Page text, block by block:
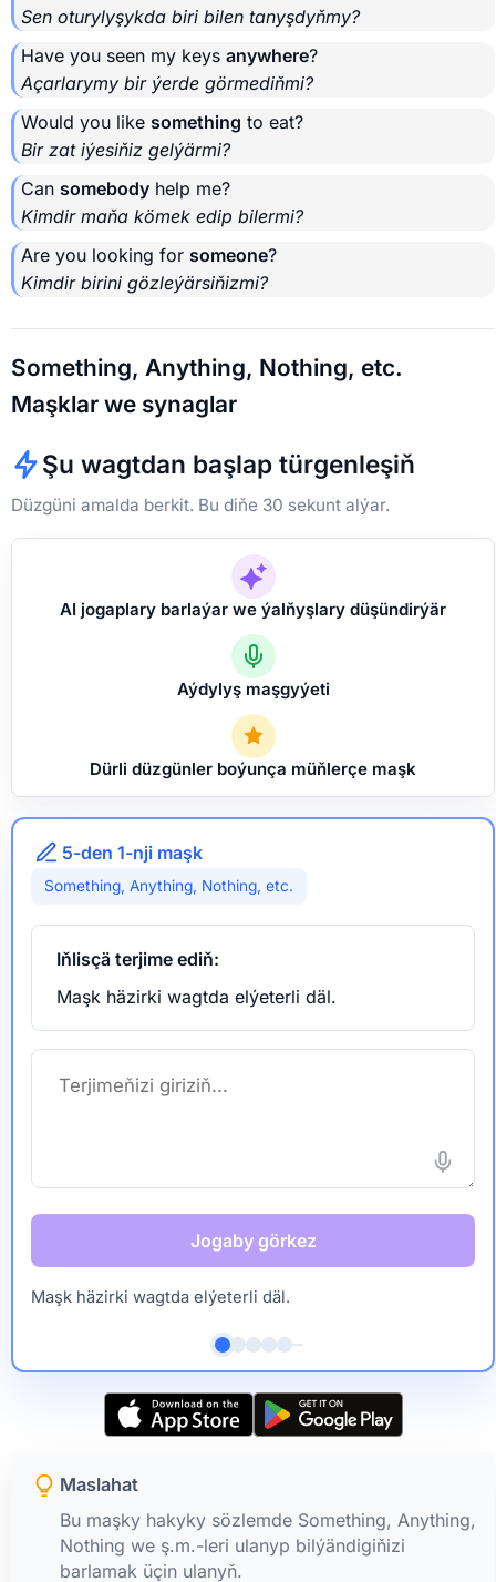
Sen oturylyşykda biri bilen tanyşdyňmy?
Have you seen my keys anywhere?
Açarlarymy bir ýerde görmediňmi?
Would you like something to eat?
Bir zat iýesiňiz gelýärmi?
Can somebody help me?
Kimdir maňa kömek edip bilermi?
Are you looking for someone?
Kimdir birini gözleýärsiňizmi?
Something, Anything, Nothing, etc.
Maşklar we synaglar
Şu wagtdan başlap türgenleşiň
Düzgüni amalda berkit. Bu diňe 30 sekunt alýar.
AI jogaplary barlaýar we ýalňyşlary düşündirýär
Aýdylyş maşgyýeti
Dürli düzgünler boýunça müňlerçe maşk
5-den 1-nji maşk
Something, Anything, Nothing, etc.
Iňlisçä terjime ediň:
Maşk häzirki wagtda elýeterli däl.
Jogaby görkez
Maşk häzirki wagtda elýeterli däl.
Maslahat
Bu maşky hakyky sözlemde Something, Anything,
Nothing we ş.m.-leri ulanyp bilýändigiňizi
barlamak üçin ulanyň.